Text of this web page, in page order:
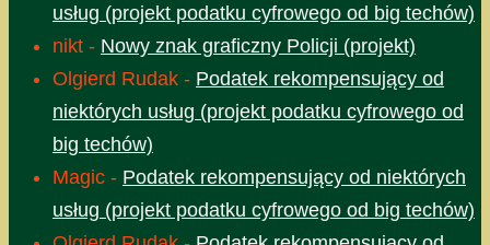
usług (projekt podatku cyfrowego od big techów)
nikt - Nowy znak graficzny Policji (projekt)
Olgierd Rudak - Podatek rekompensujący od
niektórych usług (projekt podatku cyfrowego od
big techów)
Magic - Podatek rekompensujący od niektórych
usług (projekt podatku cyfrowego od big techów)